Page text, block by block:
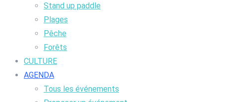
Stand up paddle
Plages
Pêche
Forêts
CULTURE
AGENDA
Tous les événements